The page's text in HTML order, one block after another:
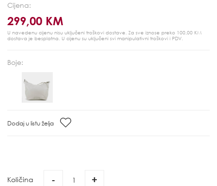
Cijena:
299,00 KM
U navedenu cijenu nisu uključeni troškovi dostave. Za sve iznose preko 100,00 KM
dostava je besplatna. U cijenu su uključeni svi manipulativni troškovi i PDV.
Boje:
Dodaj u listu želja
Količina - +